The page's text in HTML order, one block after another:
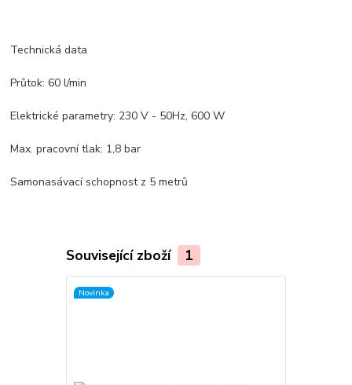
Technická data
Průtok: 60 l/min
Elektrické parametry: 230 V - 50Hz, 600 W
Max. pracovní tlak: 1,8 bar
Samonasávací schopnost z 5 metrů
Související zboží 1
Novinka